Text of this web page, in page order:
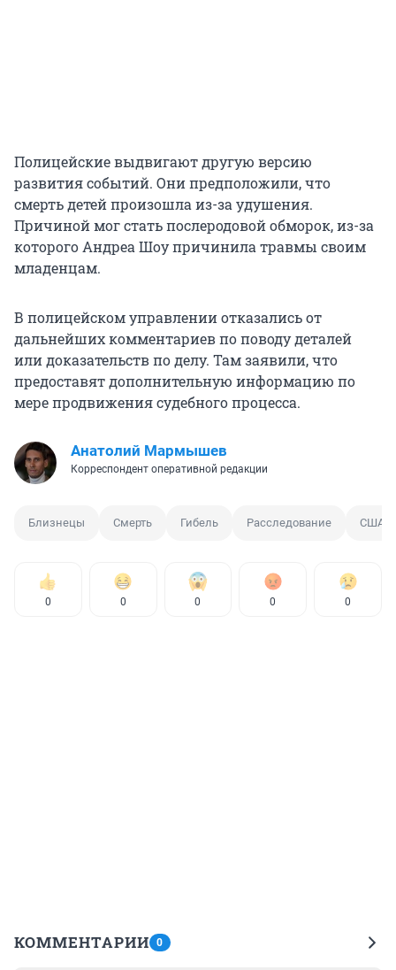
Полицейские выдвигают другую версию
развития событий. Они предположили, что
смерть детей произошла из-за удушения.
Причиной мог стать послеродовой обморок, из-за
которого Андреа Шоу причинила травмы своим
младенцам.
В полицейском управлении отказались от
дальнейших комментариев по поводу деталей
или доказательств по делу. Там заявили, что
предоставят дополнительную информацию ​​по
мере продвижения судебного процесса.
Анатолий Мармышев
Корреспондент оперативной редакции
Близнецы Смерть Гибель Расследование США
0 0 0 0 0
КОММЕНТАРИИ 0